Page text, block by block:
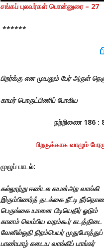
சங்கப் புலவர்கள் பொன்னுரை – 27
******
பிறர்க்கு என முயலும் பேர் அருள்
காமர் பொருட்பிணிப் போகிய
நற்றிணை 186 :
பிறருக்காக வாழும்
முழுப் பாடல்:
கல்லூற்று ஈண்டல கயன்அற வாங்கி
இரும்பிணர்த் தடக்கை நீட்டி
பெருங்கை யானை பிடியெதிர் ஓடும்
கானம் வெம்பிய வறம்கூர் கடத்திடை
வேனில்ஓதி நிறம்பெயர்
பாண்யாழ் கடைய வாங்கிப் பாங்கர்